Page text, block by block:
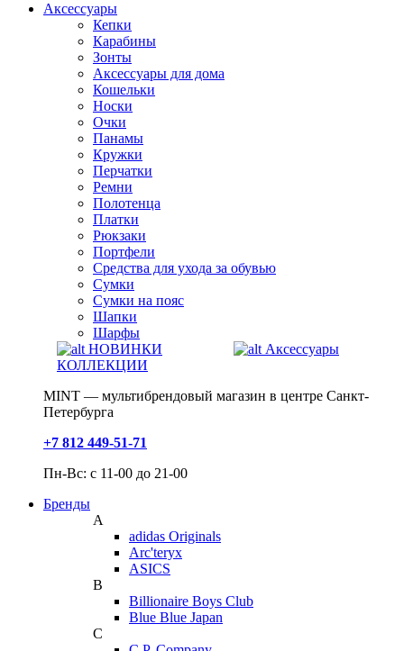
Аксессуары
Кепки
Карабины
Зонты
Аксессуары для дома
Кошельки
Носки
Очки
Панамы
Кружки
Перчатки
Ремни
Полотенца
Платки
Рюкзаки
Портфели
Средства для ухода за обувью
Сумки
Сумки на пояс
Шапки
Шарфы
НОВИНКИ
КОЛЛЕКЦИИ
Аксессуары
MINT — мультибрендовый магазин в центре Санкт-
Петербурга
+7 812 449-51-71
Пн-Вс: с 11-00 до 21-00
Бренды
A
adidas Originals
Arc'teryx
ASICS
B
Billionaire Boys Club
Blue Blue Japan
C